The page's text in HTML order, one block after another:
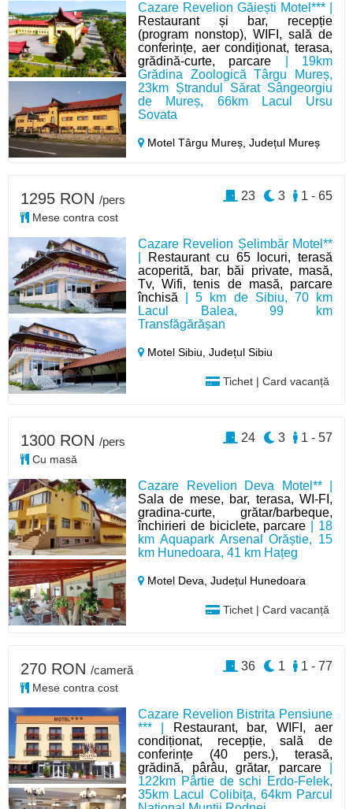
Cazare Revelion Găiești Motel*** |
Restaurant și bar, recepție
(program nonstop), WIFI, sală de
conferințe, aer condiționat, terasa,
grădină-curte, parcare | 19km
Grădina Zoologică Târgu Mureș,
23km Ștrandul Sărat Sângeorgiu
de Mureș, 66km Lacul Ursu
Sovata
Motel Târgu Mureș,Județul Mureș
Cazare Revelion Șelimbăr Motel**
Restaurant cu 65 locuri, terasă
acoperită, bar, băi private, masă,
Tv, Wifi, tenis de masă, parcare
închisă | 5 km de Sibiu, 70 km
Lacul Balea, 99 km
Transfăgărășan
Motel Sibiu,Județul Sibiu
Tichet | Card vacanță
1295 RON /pers
Mese contra cost
1 - 65
3
23
Cazare Revelion Deva Motel** |
Sala de mese, bar, terasa, WI-FI,
gradina-curte, grătar/barbeque,
închirieri de biciclete, parcare | 18
km Aquapark Arsenal Orăștie, 15
km Hunedoara, 41 km Hațeg
Motel Deva,Județul Hunedoara
Tichet | Card vacanță
1300 RON /pers
Cu masă
1 - 57
3
24
Cazare Revelion Bistrita Pensiune
*** |
Restaurant, bar, WIFI, aer
condiționat, recepție, sală de
conferințe (40 pers.), terasă,
grădină, pârâu, grătar, parcare|
122km Pârtie de schi Erdo-Felek,
35km Lacul Colibița, 64km Parcul
270 RON /cameră
Mese contra cost
1 - 77
1
36